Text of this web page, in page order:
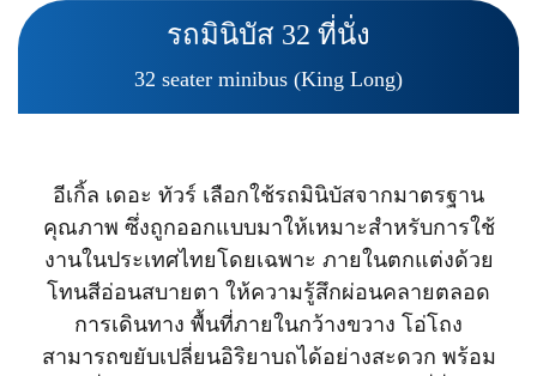
รถมินิบัส 32 ที่นั่ง
32 seater minibus (King Long)
อีเกิ้ล เดอะ ทัวร์ เลือกใช้รถมินิบัสจากมาตรฐาน
คุณภาพ ซึ่งถูกออกแบบมาให้เหมาะสำหรับการใช้
งานในประเทศไทยโดยเฉพาะ ภายในตกแต่งด้วย
โทนสีอ่อนสบายตา ให้ความรู้สึกผ่อนคลายตลอด
การเดินทาง พื้นที่ภายในกว้างขวาง โอ่โถง
สามารถขยับเปลี่ยนอิริยาบถได้อย่างสะดวก พร้อม